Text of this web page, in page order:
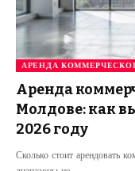
АРЕНДА
Аренда
Молдове: как
2026 году
Сколько стоит арендовать